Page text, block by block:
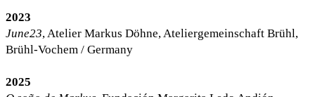
2023
June23, Atelier Markus Döhne, Ateliergemeinschaft Brühl,
Brühl-Vochem / Germany
2025